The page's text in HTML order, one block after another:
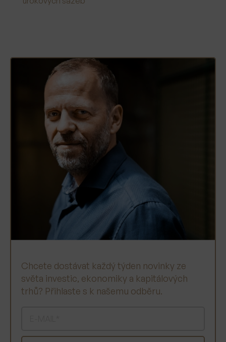
Chcete dostávat každý týden novinky ze
světa investic, ekonomiky a kapitálových
trhů? Přihlaste s k našemu odběru.